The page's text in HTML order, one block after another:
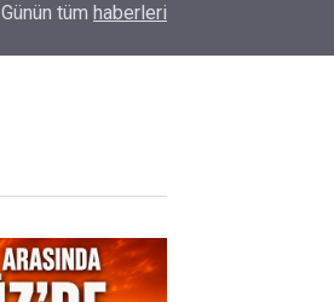
Günün tüm haberleri